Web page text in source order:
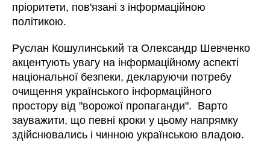
пріоритети, пов'язані з інформаційною
політикою.
Руслан Кошулинський та Олександр Шевченко
акцентують увагу на інформаційному аспекті
національної безпеки, декларуючи потребу
очищення українського інформаційного
простору від "ворожої пропаганди". Варто
зауважити, що певні кроки у цьому напрямку
здійснювались і чинною українською владою.